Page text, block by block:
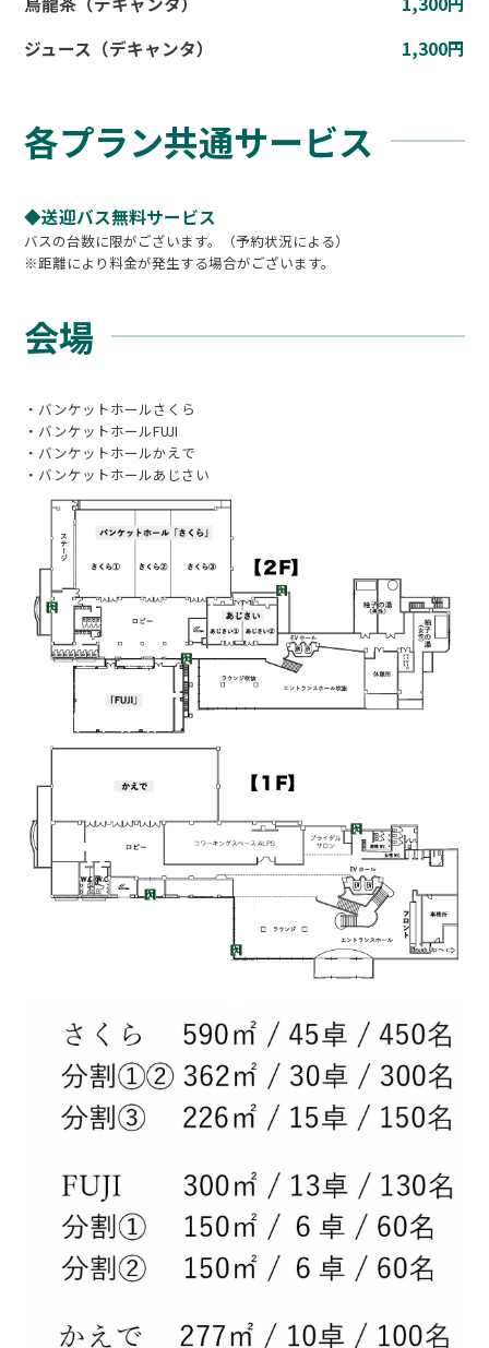
ジュース（デキャンタ）
1,300円
各プラン共通サービス
◆送迎バス無料サービス
バスの台数に限がございます。（予約状況による）
※距離により料金が発生する場合がございます。
会場
・バンケットホールさくら
・バンケットホールFUJI
・バンケットホールかえで
・バンケットホールあじさい